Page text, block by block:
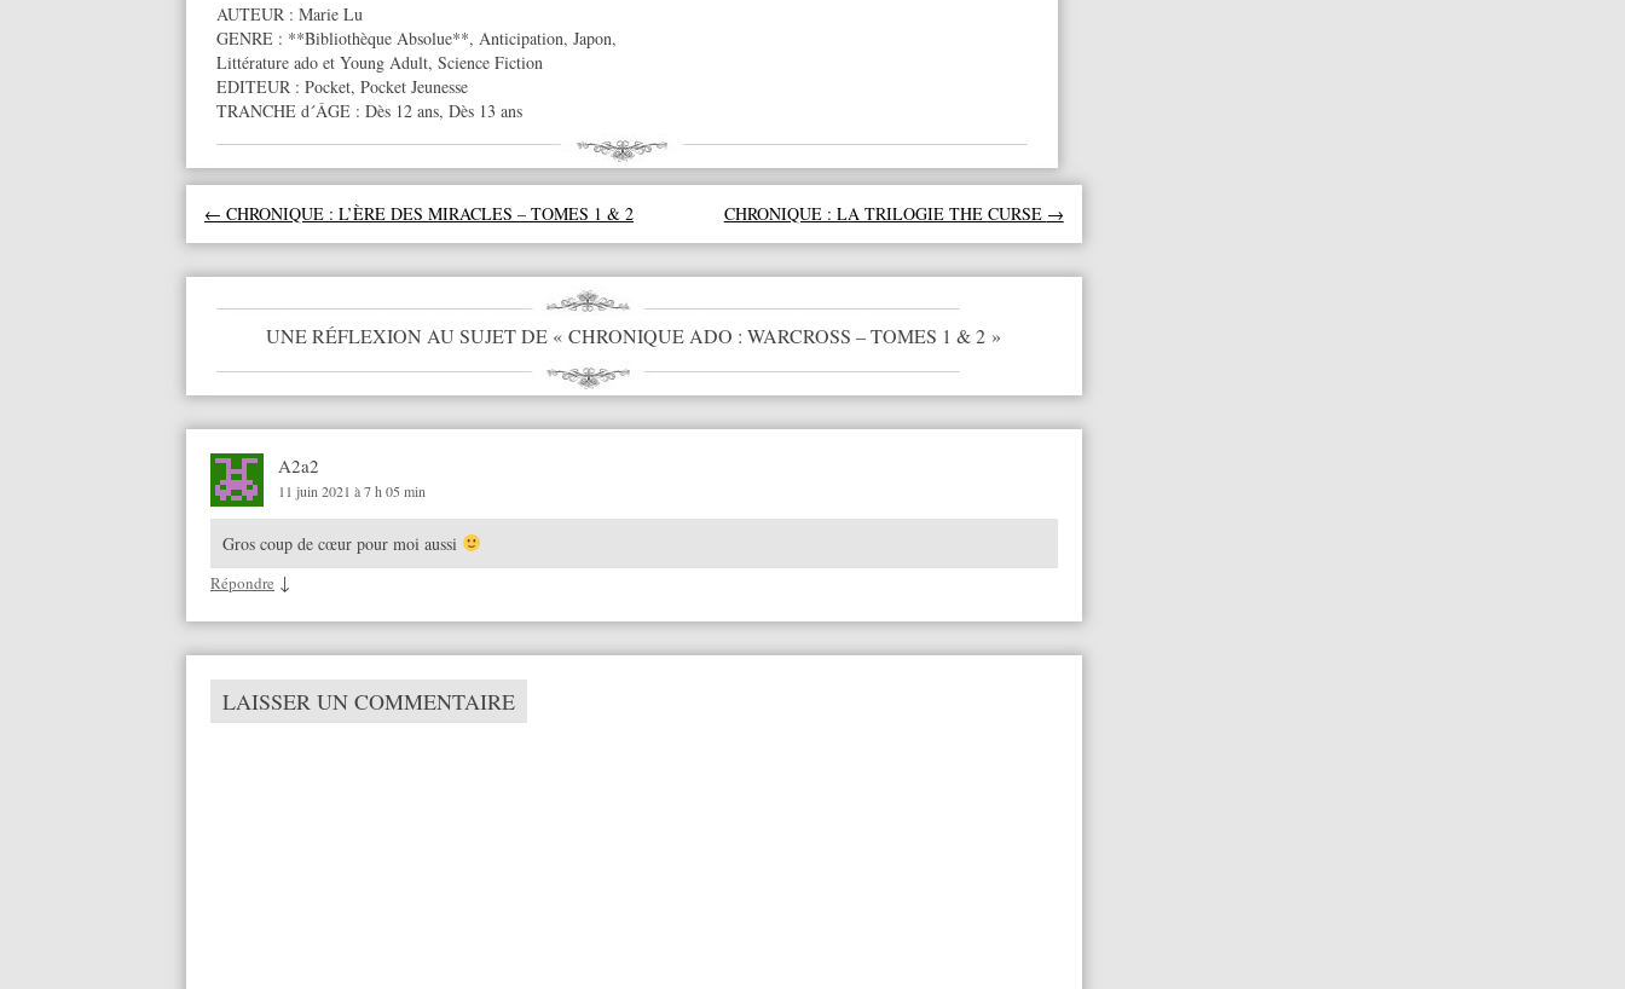
AUTEUR : Marie Lu
GENRE : **Bibliothèque Absolue**, Anticipation, Japon,
Littérature ado et Young Adult, Science Fiction
EDITEUR : Pocket, Pocket Jeunesse
TRANCHE d´ÂGE : Dès 12 ans, Dès 13 ans
Navigation des articles
← CHRONIQUE : L’ÈRE DES MIRACLES – TOMES 1 & 2 CHRONIQUE : LA TRILOGIE THE CURSE →
UNE RÉFLEXION AU SUJET DE «CHRONIQUE ADO : WARCROSS – TOMES 1 & 2 »
A2a2
11 juin 2021 à 7 h 05 min
Gros coup de cœur pour moi aussi
Répondre ↓
LAISSER UN COMMENTAIRE